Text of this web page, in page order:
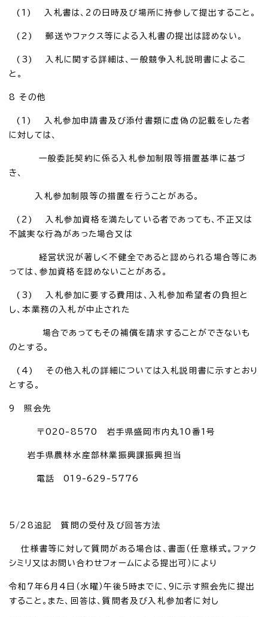
(1) 入札書は、2の日時及び場所に持参して提出すること。
(2) 郵送やファクス等による入札書の提出は認めない。
(3) 入札に関する詳細は、一般競争入札説明書によるこ
と。
8 その他
(1) 入札参加申請書及び添付書類に虚偽の記載をした者
に対しては、
一般委託契約に係る入札参加制限等措置基準に基づ
き、
入札参加制限等の措置を行うことがある。
(2) 入札参加資格を満たしている者であっても、不正又は
不誠実な行為があった場合又は
経営状況が著しく不健全であると認められる場合等にあ
っては、参加資格を認めないことがある。
(3) 入札参加に要する費用は、入札参加希望者の負担と
し、本業務の入札が中止された
場合であってもその補償を請求することができないも
のとする。
(4) その他入札の詳細については入札説明書に示すとおり
とする。
9 照会先
〒020-8570 岩手県盛岡市内丸10番1号
岩手県農林水産部林業振興課振興担当
電話 019-629-5776
5/28追記 質問の受付及び回答方法
仕様書等に対して質問がある場合は、書面（任意様式。ファク
シミリ又はお問い合わせフォームによる提出可）により
令和7年6月4日（水曜）午後5時までに、9に示す照会先に提出
すること。また、回答は、質問者及び入札参加者に対し